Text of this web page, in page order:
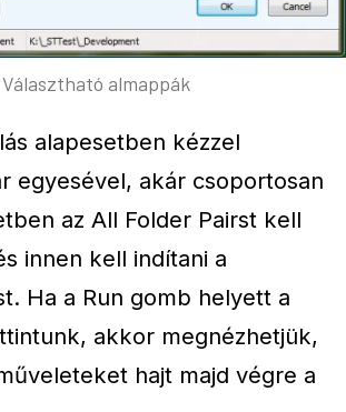
Választható almappák
alapesetben kézzel
egyesével, akár csoportosan
az All Folder Pairst kell
innen kell indítani a
Ha a Run gomb helyett a
akkor megnézhetjük,
hajt majd végre a